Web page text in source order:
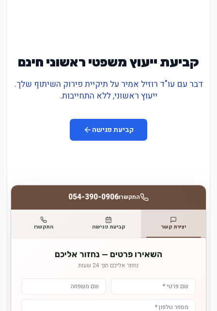
קביעת ייעוץ משפטי ראשוני חינם
דבר עם עו"ד רוזיל אמיר על תיקיית פירוק השיתוף שלך.
ייעוץ ראשוני, ללא התחייבות.
קביעת פגישה
התקשרו054-390-0906
יצירת קשר קביעת פגישה התקשרו
השאירו פרטים — נחזור אליכם
נחזור אליכם תוך 24 שעות